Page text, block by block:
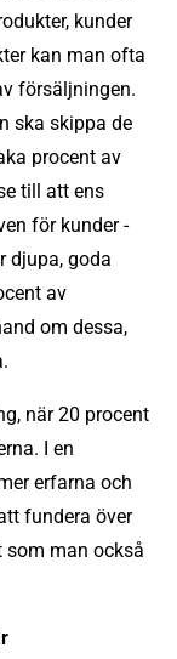
kunder
kan man ofta
försäljningen.
ska skippa de
procent av
till att ens
för kunder -
djupa, goda
av
om dessa,
när 20 procent
I en
erfarna och
fundera över
som man också